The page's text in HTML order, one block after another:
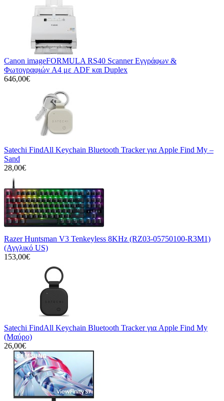
Canon imageFORMULA RS40 Scanner Εγγράφων &
Φωτογραφιών A4 με ADF και Duplex
646,00€
Satechi FindAll Keychain Bluetooth Tracker για Apple Find My –
Sand
28,00€
Razer Huntsman V3 Tenkeyless 8KHz (RZ03-05750100-R3M1)
(Αγγλικό US)
153,00€
Satechi FindAll Keychain Bluetooth Tracker για Apple Find My
(Μαύρο)
26,00€